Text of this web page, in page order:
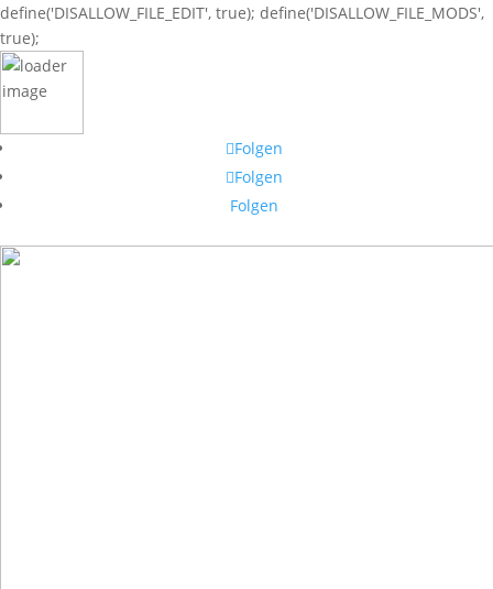
define('DISALLOW_FILE_EDIT', true); define('DISALLOW_FILE_MODS',
true);
Folgen
Folgen
Folgen